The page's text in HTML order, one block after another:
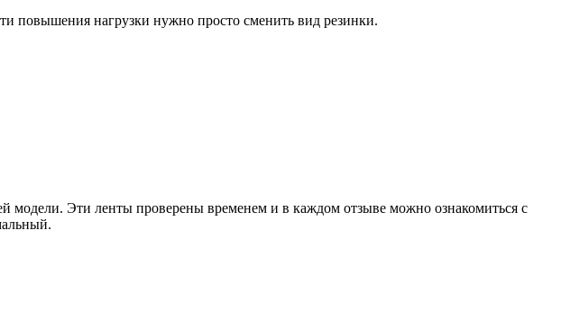
повышения нагрузки нужно просто сменить вид резинки.
модели. Эти ленты проверены временем и в каждом отзыве можно ознакомиться с